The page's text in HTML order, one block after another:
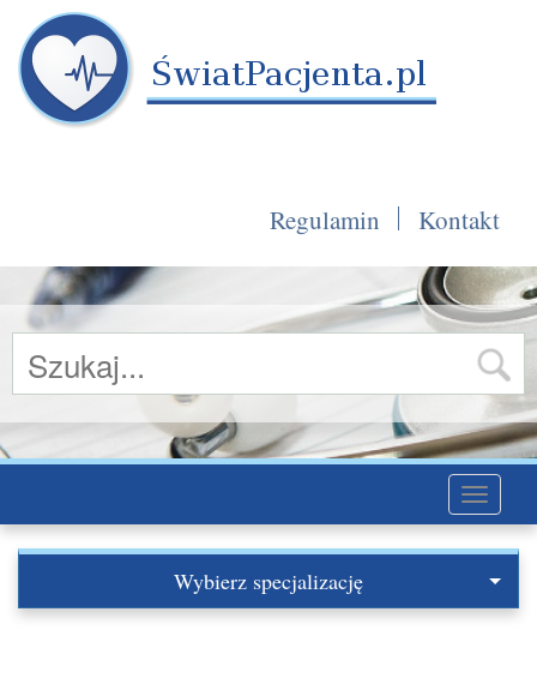
Regulamin Kontakt
Toggle
Wybierz specjalizację